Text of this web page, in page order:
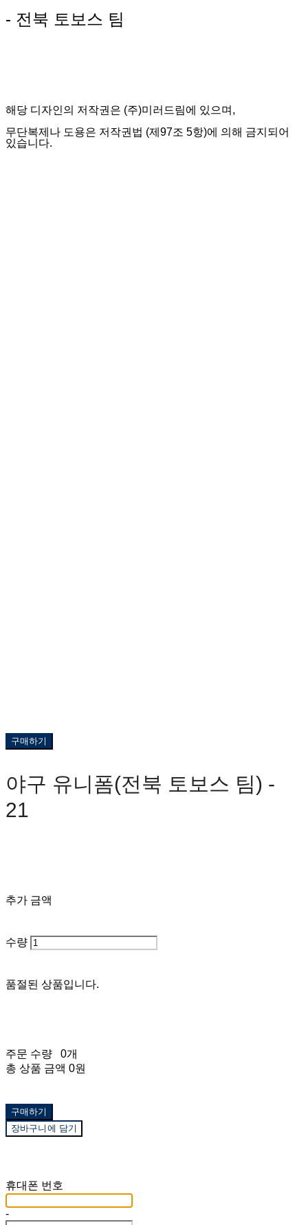
- 전북 토보스 팀
해당 디자인의 저작권은 (주)미러드림에 있으며,
무단복제나 도용은 저작권법 (제97조 5항)에 의해 금지되어
있습니다.
구매하기
야구 유니폼(전북 토보스 팀) -
21
추가 금액
수량
품절된 상품입니다.
주문 수량
0개
총 상품 금액 0원
구매하기
장바구니에 담기
휴대폰 번호
-